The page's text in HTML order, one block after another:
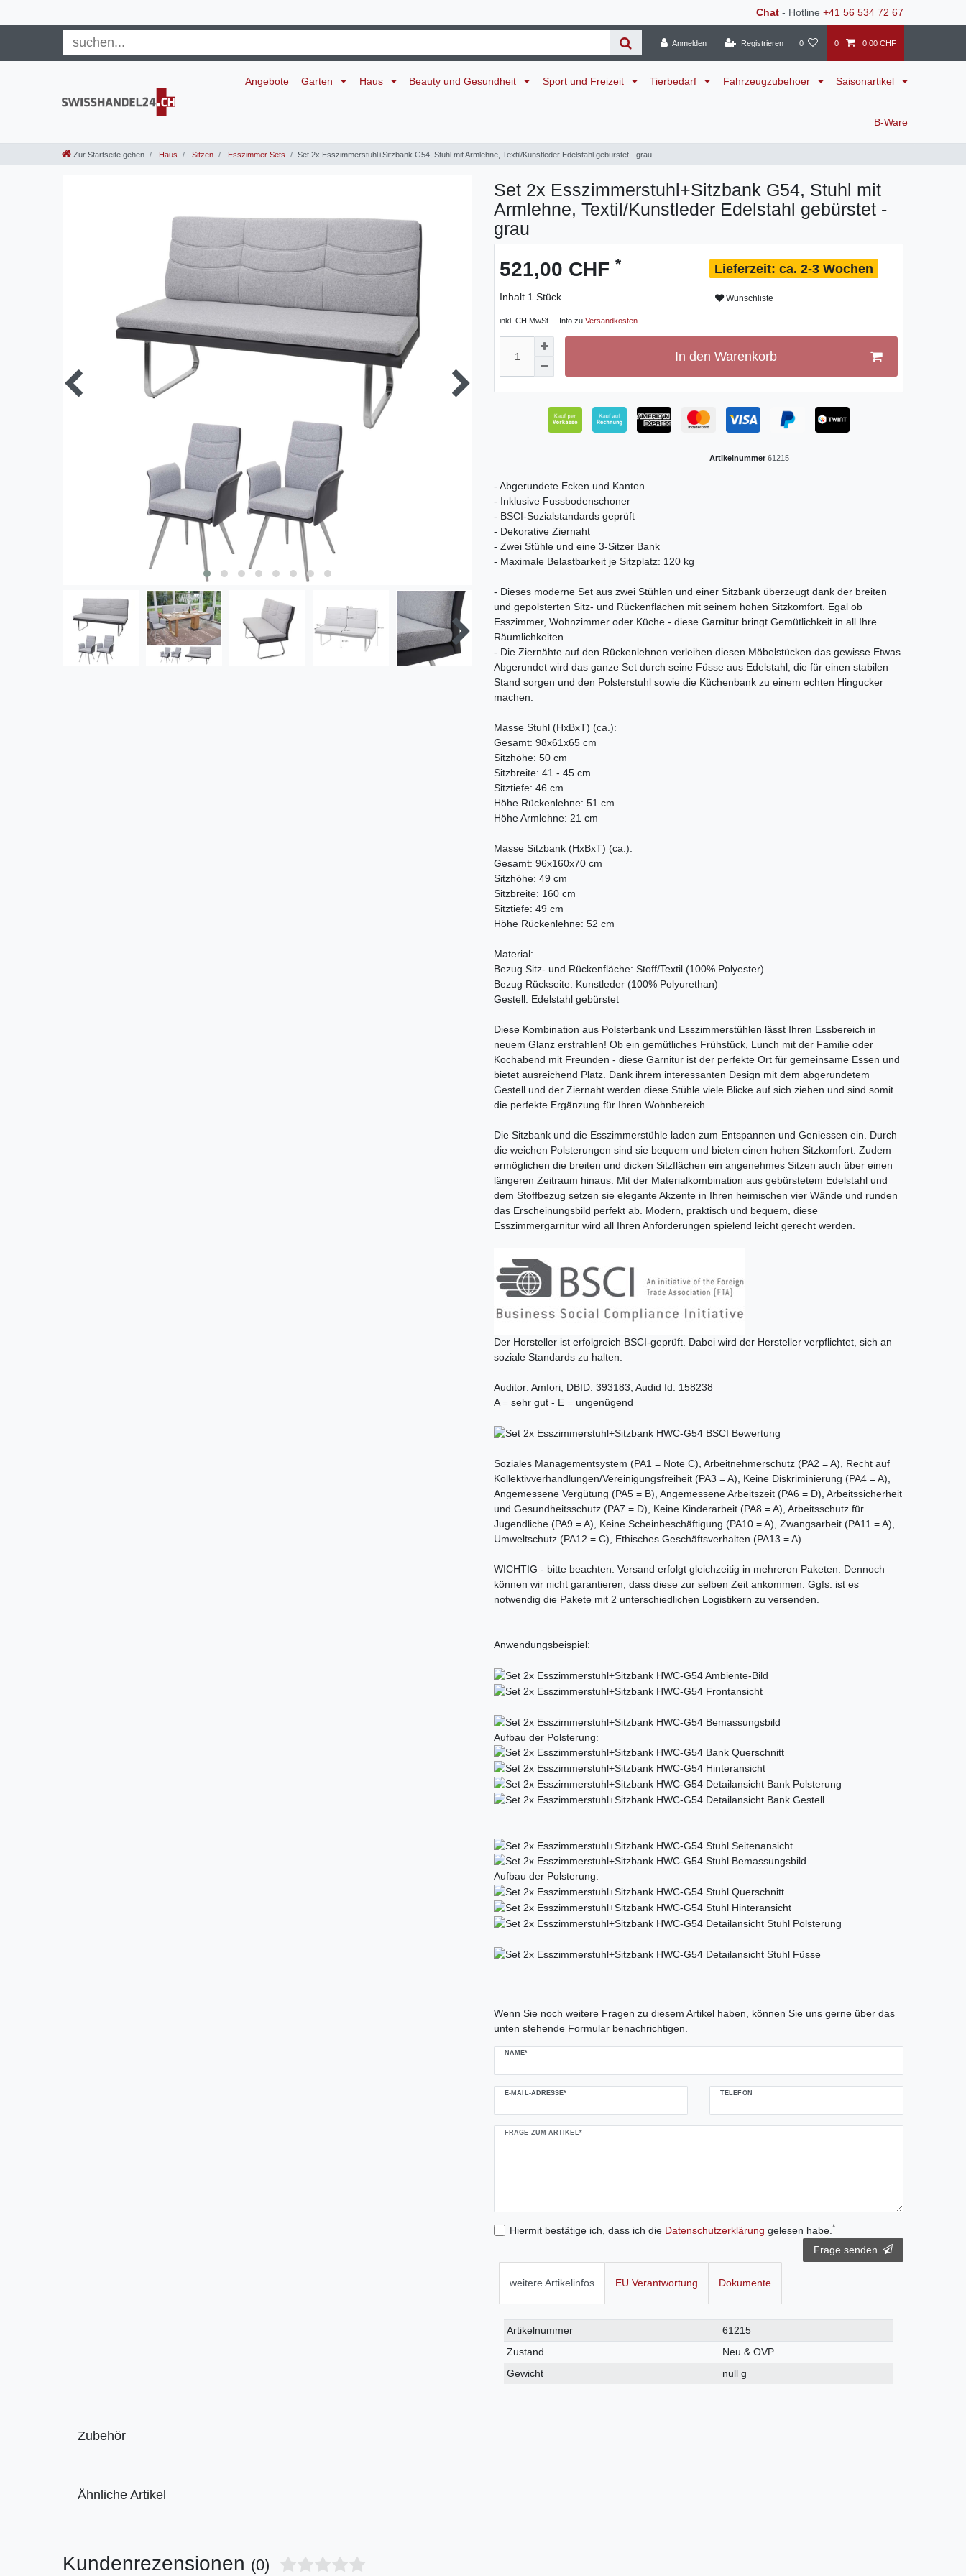
Chat - Hotline +41 56 534 72 67
Anmelden Registrieren 0 0 0,00 CHF
Angebote Garten Haus Beauty und Gesundheit Sport und Freizeit Tierbedarf Fahrzeugzubehoer Saisonartikel
B-Ware
Zur Startseite gehen Haus Sitzen Esszimmer Sets Set 2x Esszimmerstuhl+Sitzbank G54, Stuhl mit Armlehne, Textil/Kunstleder Edelstahl gebürstet - grau
Set 2x Esszimmerstuhl+Sitzbank G54, Stuhl mit
Armlehne, Textil/Kunstleder Edelstahl gebürstet -
grau
521,00 CHF *
Inhalt 1 Stück
inkl. CH MwSt. – Info zu Versandkosten
ca. 2-3 Wochen
Wunschliste
In den Warenkorb
Artikelnummer 61215
- Abgerundete Ecken und Kanten
- Inklusive Fussbodenschoner
- BSCI-Sozialstandards geprüft
- Dekorative Ziernaht
- Zwei Stühle und eine 3-Sitzer Bank
- Maximale Belastbarkeit je Sitzplatz: 120 kg
- Dieses moderne Set aus zwei Stühlen und einer Sitzbank überzeugt dank der breiten
und gepolsterten Sitz- und Rückenflächen mit seinem hohen Sitzkomfort. Egal ob
Esszimmer, Wohnzimmer oder Küche - diese Garnitur bringt Gemütlichkeit in all Ihre
Räumlichkeiten.
- Die Ziernähte auf den Rückenlehnen verleihen diesen Möbelstücken das gewisse Etwas.
Abgerundet wird das ganze Set durch seine Füsse aus Edelstahl, die für einen stabilen
Stand sorgen und den Polsterstuhl sowie die Küchenbank zu einem echten Hingucker
machen.
Masse Stuhl (HxBxT) (ca.):
Gesamt: 98x61x65 cm
Sitzhöhe: 50 cm
Sitzbreite: 41 - 45 cm
Sitztiefe: 46 cm
Höhe Rückenlehne: 51 cm
Höhe Armlehne: 21 cm
Masse Sitzbank (HxBxT) (ca.):
Gesamt: 96x160x70 cm
Sitzhöhe: 49 cm
Sitzbreite: 160 cm
Sitztiefe: 49 cm
Höhe Rückenlehne: 52 cm
Material:
Bezug Sitz- und Rückenfläche: Stoff/Textil (100% Polyester)
Bezug Rückseite: Kunstleder (100% Polyurethan)
Gestell: Edelstahl gebürstet
Diese Kombination aus Polsterbank und Esszimmerstühlen lässt Ihren Essbereich in
neuem Glanz erstrahlen! Ob ein gemütliches Frühstück, Lunch mit der Familie oder
Kochabend mit Freunden - diese Garnitur ist der perfekte Ort für gemeinsame Essen und
bietet ausreichend Platz. Dank ihrem interessanten Design mit dem abgerundetem
Gestell und der Ziernaht werden diese Stühle viele Blicke auf sich ziehen und sind somit
die perfekte Ergänzung für Ihren Wohnbereich.
Die Sitzbank und die Esszimmerstühle laden zum Entspannen und Geniessen ein. Durch
die weichen Polsterungen sind sie bequem und bieten einen hohen Sitzkomfort. Zudem
ermöglichen die breiten und dicken Sitzflächen ein angenehmes Sitzen auch über einen
längeren Zeitraum hinaus. Mit der Materialkombination aus gebürstetem Edelstahl und
dem Stoffbezug setzen sie elegante Akzente in Ihren heimischen vier Wände und runden
das Erscheinungsbild perfekt ab. Modern, praktisch und bequem, diese
Esszimmergarnitur wird all Ihren Anforderungen spielend leicht gerecht werden.
Der Hersteller ist erfolgreich BSCI-geprüft. Dabei wird der Hersteller verpflichtet, sich an
soziale Standards zu halten.
Auditor: Amfori, DBID: 393183, Audid Id: 158238
A = sehr gut - E = ungenügend
Soziales Managementsystem (PA1 = Note C), Arbeitnehmerschutz (PA2 = A), Recht auf
Kollektivverhandlungen/Vereinigungsfreiheit (PA3 = A), Keine Diskriminierung (PA4 = A),
Angemessene Vergütung (PA5 = B), Angemessene Arbeitszeit (PA6 = D), Arbeitssicherheit
und Gesundheitsschutz (PA7 = D), Keine Kinderarbeit (PA8 = A), Arbeitsschutz für
Jugendliche (PA9 = A), Keine Scheinbeschäftigung (PA10 = A), Zwangsarbeit (PA11 = A),
Umweltschutz (PA12 = C), Ethisches Geschäftsverhalten (PA13 = A)
WICHTIG - bitte beachten: Versand erfolgt gleichzeitig in mehreren Paketen. Dennoch
können wir nicht garantieren, dass diese zur selben Zeit ankommen. Ggfs. ist es
notwendig die Pakete mit 2 unterschiedlichen Logistikern zu versenden.
Anwendungsbeispiel:
Aufbau der Polsterung:
Aufbau der Polsterung:
Wenn Sie noch weitere Fragen zu diesem Artikel haben, können Sie uns gerne über das
unten stehende Formular benachrichtigen.
NAME*
E-MAIL-ADRESSE* TELEFON
FRAGE ZUM ARTIKEL*
Hiermit bestätige ich, dass ich die Daten­schutz­erklärung gelesen habe. *
Frage senden
weitere Artikelinfos EU Verantwortung Dokumente
Technisches
Merkmal
Wert
Artikelnummer
61215
Zustand
Neu & OVP
Gewicht
null g
Zubehör
Ähnliche Artikel
Kundenrezensionen (0)